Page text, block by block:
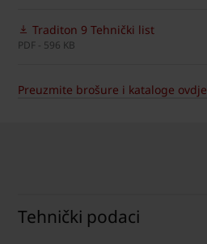
Traditon 9 Tehnički list
PDF - 596 KB
Preuzmite brošure i kataloge ovdje
Tehnički podaci